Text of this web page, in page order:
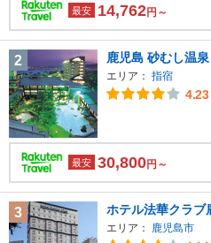
最安 14,762円～
2 鹿児島 砂むし温
エリア： 指宿
4.23
最安 30,800円～
3 ホテル法華クラブ
エリア： 鹿児島市